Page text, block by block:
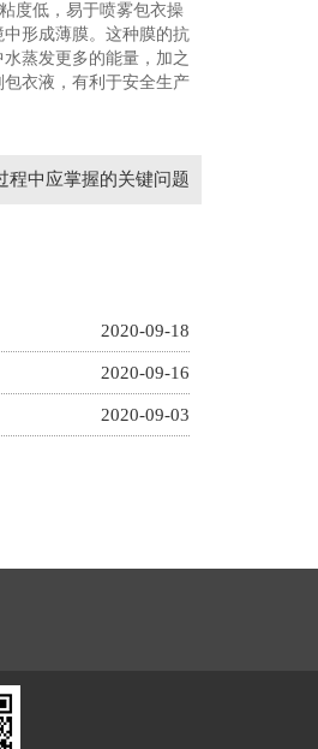
度低，易于喷雾包衣操
形成薄膜。这种膜的抗
蒸发更多的能量，加之
衣液，有利于安全生产
程中应掌握的关键问题
2020-09-18
2020-09-16
2020-09-03